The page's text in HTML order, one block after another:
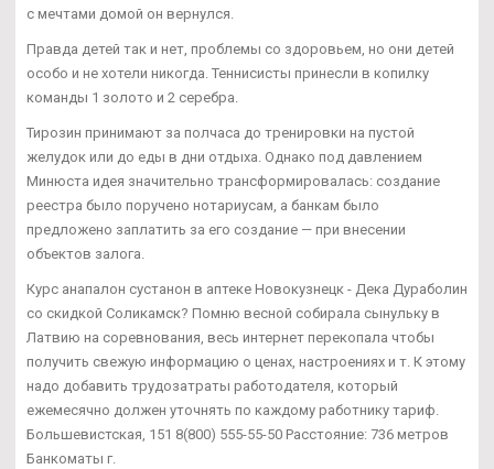
с мечтами домой он вернулся.
Правда детей так и нет, проблемы со здоровьем, но они детей
особо и не хотели никогда. Теннисисты принесли в копилку
команды 1 золото и 2 серебра.
Тирозин принимают за полчаса до тренировки на пустой
желудок или до еды в дни отдыха. Однако под давлением
Минюста идея значительно трансформировалась: создание
реестра было поручено нотариусам, а банкам было
предложено заплатить за его создание — при внесении
объектов залога.
Курс анапалон сустанон в аптеке Новокузнецк - Дека Дураболин
со скидкой Соликамск? Помню весной собирала сынульку в
Латвию на соревнования, весь интернет перекопала чтобы
получить свежую информацию о ценах, настроениях и т. К этому
надо добавить трудозатраты работодателя, который
ежемесячно должен уточнять по каждому работнику тариф.
Большевистская, 151 8(800) 555-55-50 Расстояние: 736 метров
Банкоматы г.